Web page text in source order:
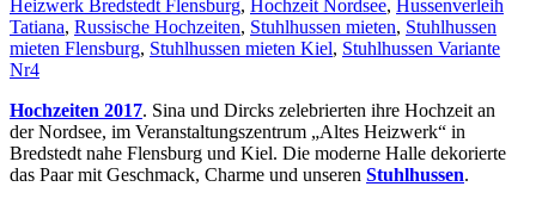
Heizwerk Bredstedt Flensburg, Hochzeit Nordsee, Hussenverleih
Tatiana, Russische Hochzeiten, Stuhlhussen mieten, Stuhlhussen
mieten Flensburg, Stuhlhussen mieten Kiel, Stuhlhussen Variante
Nr4
Hochzeiten 2017. Sina und Dircks zelebrierten ihre Hochzeit an
der Nordsee, im Veranstaltungszentrum „Altes Heizwerk“ in
Bredstedt nahe Flensburg und Kiel. Die moderne Halle dekorierte
das Paar mit Geschmack, Charme und unseren Stuhlhussen.